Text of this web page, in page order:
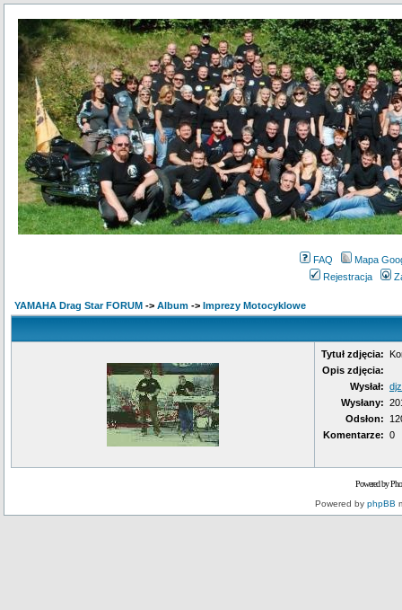
FAQ
Mapa
Rejestracja
YAMAHA Drag Star FORUM -> Album -> Imprezy Motocyklowe
Tytuł zdjęcia:
Opis zdjęcia:
Wysłał:
Wysłany:
Odsłon:
Komentarze: 0
Powered by
Powered by phpBB